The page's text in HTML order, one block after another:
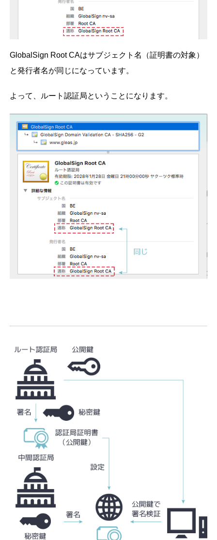
GlobalSign Root CAはサブジェクト名（証明書の対象）
と発行者名が同じになっています。
よって、ルート認証局ということになります。